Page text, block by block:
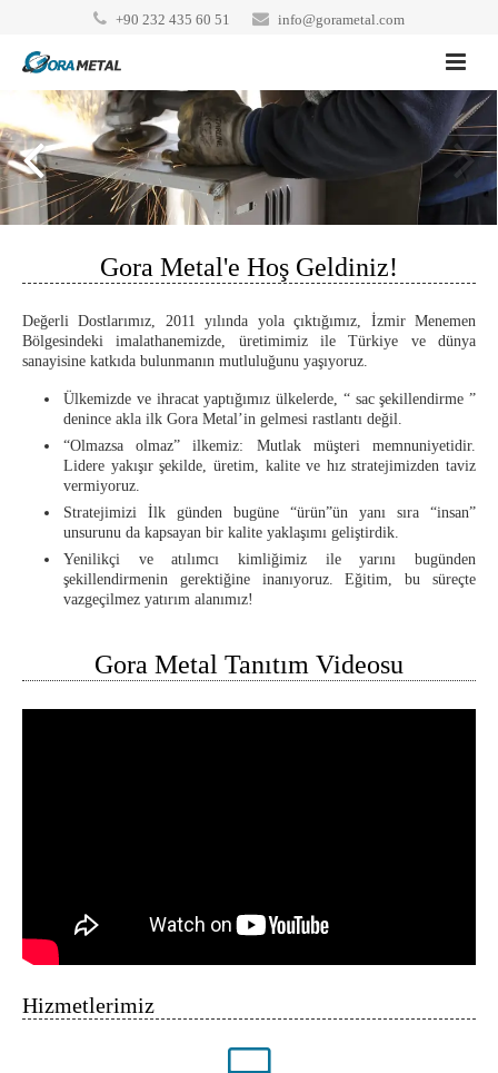
+90 232 435 60 51 info@gorametal.com
Anasayfa
Hakkımızda
Kalite
Hizmetlerimiz
Makina Parkuru
Galeri
İletişim
Gora Metal'e Hoş Geldiniz!
Değerli Dostlarımız, 2011 yılında yola çıktığımız, İzmir Menemen
Bölgesindeki imalathanemizde, üretimimiz ile Türkiye ve dünya
sanayisine katkıda bulunmanın mutluluğunu yaşıyoruz.
Ülkemizde ve ihracat yaptığımız ülkelerde, “ sac şekillendirme ”
denince akla ilk Gora Metal’in gelmesi rastlantı değil.
“Olmazsa olmaz” ilkemiz: Mutlak müşteri memnuniyetidir.
Lidere yakışır şekilde, üretim, kalite ve hız stratejimizden taviz
vermiyoruz.
Stratejimizi İlk günden bugüne “ürün”ün yanı sıra “insan”
unsurunu da kapsayan bir kalite yaklaşımı geliştirdik.
Yenilikçi ve atılımcı kimliğimiz ile yarını bugünden
şekillendirmenin gerektiğine inanıyoruz. Eğitim, bu süreçte
vazgeçilmez yatırım alanımız!
Gora Metal Tanıtım Videosu
Hizmetlerimiz